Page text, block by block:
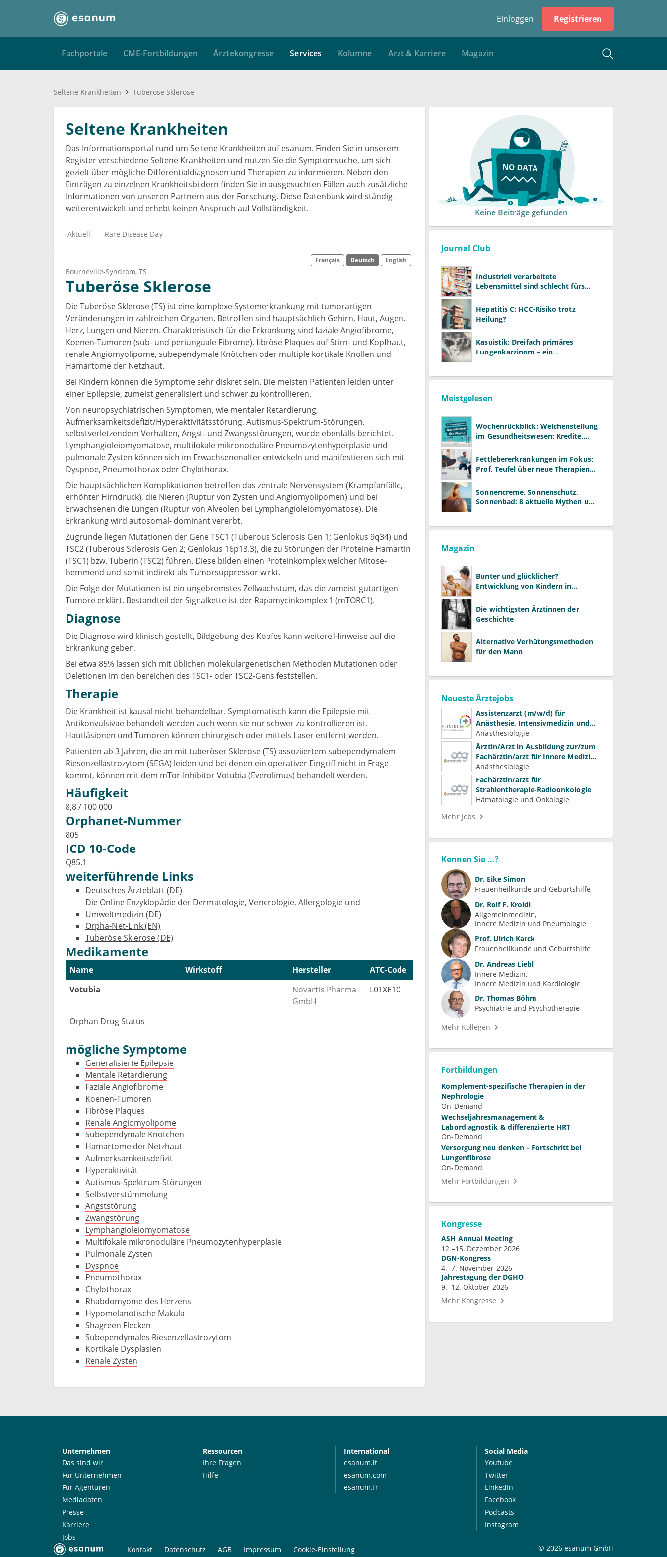
Einloggen Registrieren
Fachportale CME-Fortbildungen Ärztekongresse Services Kolumne Arzt & Karriere Magazin
Seltene Krankheiten Tuberöse Sklerose
Seltene Krankheiten
Das Informationsportal rund um Seltene Krankheiten auf esanum. Finden Sie in unserem
Register verschiedene Seltene Krankheiten und nutzen Sie die Symptomsuche, um sich
gezielt über mögliche Differentialdiagnosen und Therapien zu informieren. Neben den
Einträgen zu einzelnen Krankheitsbildern finden Sie in ausgesuchten Fällen auch zusätzliche
Informationen von unseren Partnern aus der Forschung. Diese Datenbank wird ständig
weiterentwickelt und erhebt keinen Anspruch auf Vollständigkeit.
Aktuell Rare Disease Day
Français Deutsch English
Bourneville-Syndrom TS
Tuberöse Sklerose
Die Tuberöse Sklerose (TS) ist eine komplexe Systemerkrankung mit tumorartigen
Veränderungen in zahlreichen Organen. Betroffen sind hauptsächlich Gehirn, Haut, Augen,
Herz, Lungen und Nieren. Charakteristisch für die Erkrankung sind faziale Angiofibrome,
Koenen-Tumoren (sub- und periunguale Fibrome), fibröse Plaques auf Stirn- und Kopfhaut,
renale Angiomyolipome, subependymale Knötchen oder multiple kortikale Knollen und
Hamartome der Netzhaut.
Bei Kindern können die Symptome sehr diskret sein. Die meisten Patienten leiden unter
einer Epilepsie, zumeist generalisiert und schwer zu kontrollieren.
Von neuropsychiatrischen Symptomen, wie mentaler Retardierung,
Aufmerksamkeitsdefizit/Hyperaktivitätsstörung, Autismus-Spektrum-Störungen,
selbstverletzendem Verhalten, Angst- und Zwangsstörungen, wurde ebenfalls berichtet.
Lymphangioleiomyomatose, multifokale mikronoduläre Pneumozytenhyperplasie und
pulmonale Zysten können sich im Erwachsenenalter entwickeln und manifestieren sich mit
Dyspnoe, Pneumothorax oder Chylothorax.
Die hauptsächlichen Komplikationen betreffen das zentrale Nervensystem (Krampfanfälle,
erhöhter Hirndruck), die Nieren (Ruptur von Zysten und Angiomyolipomen) und bei
Erwachsenen die Lungen (Ruptur von Alveolen bei Lymphangioleiomyomatose). Die
Erkrankung wird autosomal- dominant vererbt.
Zugrunde liegen Mutationen der Gene TSC1 (Tuberous Sclerosis Gen 1; Genlokus 9q34) und
TSC2 (Tuberous Sclerosis Gen 2; Genlokus 16p13.3), die zu Störungen der Proteine Hamartin
(TSC1) bzw. Tuberin (TSC2) führen. Diese bilden einen Proteinkomplex welcher Mitose-
hemmend und somit indirekt als Tumorsuppressor wirkt.
Die Folge der Mutationen ist ein ungebremstes Zellwachstum, das die zumeist gutartigen
Tumore erklärt. Bestandteil der Signalkette ist der Rapamycinkomplex 1 (mTORC1).
Diagnose
Die Diagnose wird klinisch gestellt, Bildgebung des Kopfes kann weitere Hinweise auf die
Erkrankung geben.
Bei etwa 85% lassen sich mit üblichen molekulargenetischen Methoden Mutationen oder
Deletionen im den bereichen des TSC1- oder TSC2-Gens feststellen.
Therapie
Die Krankheit ist kausal nicht behandelbar. Symptomatisch kann die Epilepsie mit
Antikonvulsivae behandelt werden auch wenn sie nur schwer zu kontrollieren ist.
Hautläsionen und Tumoren können chirurgisch oder mittels Laser entfernt werden.
Patienten ab 3 Jahren, die an mit tuberöser Sklerose (TS) assoziiertem subependymalem
Riesenzellastrozytom (SEGA) leiden und bei denen ein operativer Eingriff nicht in Frage
kommt, können mit dem mTor-Inhibitor Votubia (Everolimus) behandelt werden.
Häufigkeit
8,8 / 100 000
Orphanet-Nummer
805
ICD 10-Code
Q85.1
weiterführende Links
Deutsches Ärzteblatt (DE)
Die Online Enzyklopädie der Dermatologie, Venerologie, Allergologie und
Umweltmedizin (DE)
Orpha-Net-Link (EN)
Tuberöse Sklerose (DE)
Medikamente
Name Wirkstoff Hersteller
ATC-Code
Votubia
Novartis Pharma
GmbH
L01XE10
Orphan Drug Status
mögliche Symptome
Generalisierte Epilepsie
Mentale Retardierung
Faziale Angiofibrome
Koenen-Tumoren
Fibröse Plaques
Renale Angiomyolipome
Subependymale Knötchen
Hamartome der Netzhaut
Aufmerksamkeitsdefizit
Hyperaktivität
Autismus-Spektrum-Störungen
Selbstverstümmelung
Angststörung
Zwangstörung
Lymphangioleiomyomatose
Multifokale mikronoduläre Pneumozytenhyperplasie
Pulmonale Zysten
Dyspnoe
Pneumothorax
Chylothorax
Rhabdomyome des Herzens
Hypomelanotische Makula
Shagreen Flecken
Subependymales Riesenzellastrozytom
Kortikale Dysplasien
Renale Zysten
Keine Beiträge gefunden
Journal Club
Industriell verarbeitete
Lebensmittel sind schlecht fürs
Hepatitis C: HCC-Risiko trotz
Heilung?
Kasuistik: Dreifach primäres
Lungenkarzinom – ein
Meistgelesen
Wochenrückblick: Weichenstellung
im Gesundheitswesen: Kredite,
Fettlebererkrankungen im Fokus:
Prof. Teufel über neue Therapien
Sonnencreme, Sonnenschutz,
Sonnenbad: 8 aktuelle Mythen und
Magazin
Bunter und glücklicher?
Entwicklung von Kindern in
Die wichtigsten Ärztinnen der
Geschichte
Alternative Verhütungsmethoden
für den Mann
Neueste Ärztejobs
Assistenzarzt (m/w/d) für
Anästhesie, Intensivmedizin und
Schmerztherapie
Anästhesiologie
Ärztin/Arzt in Ausbildung zur/zum
Fachärztin/arzt für Innere Medizin
(Kardiologie, Nephrologie,
Intensivmedizin)
Anästhesiologie
Fachärztin/arzt für
Strahlentherapie-Radioonkologie
Hämatologie und Onkologie
Mehr Jobs
Kennen Sie ...?
Dr. Eike Simon
Frauenheilkunde und Geburtshilfe
Dr. Rolf F. Kroidl
Allgemeinmedizin
Innere Medizin und Pneumologie
Prof. Ulrich Karck
Frauenheilkunde und Geburtshilfe
Dr. Andreas Liebl
Innere Medizin
Innere Medizin und Kardiologie
Dr. Thomas Böhm
Psychiatrie und Psychotherapie
Mehr Kollegen
Fortbildungen
Komplement-spezifische Therapien in der
Nephrologie
On-Demand
Wechseljahresmanagement &
Labordiagnostik & differenzierte HRT
On-Demand
Versorgung neu denken – Fortschritt bei
Lungenfibrose
On-Demand
Mehr Fortbildungen
Kongresse
ASH Annual Meeting
12.–15. Dezember 2026
DGN-Kongress
4.–7. November 2026
Jahrestagung der DGHO
9.–12. Oktober 2026
Mehr Kongresse
Unternehmen
Das sind wir
Für Unternehmen
Für Agenturen
Mediadaten
Presse
Karriere
Jobs
Ressourcen
Ihre Fragen
Hilfe
International
esanum.it
esanum.com
esanum.fr
Social Media
Youtube
Twitter
LinkedIn
Facebook
Podcasts
Instagram
Kontakt Datenschutz AGB Impressum Cookie-Einstellung © 2026 esanum GmbH